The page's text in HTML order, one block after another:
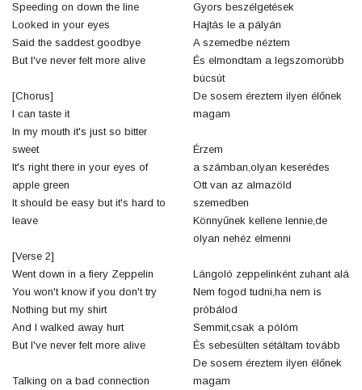
Speeding on down the line
Looked in your eyes
Said the saddest goodbye
But I've never felt more alive
[Chorus]
I can taste it
In my mouth it's just so bitter
sweet
It's right there in your eyes of
apple green
It should be easy but it's hard to
leave
[Verse 2]
Went down in a fiery Zeppelin
You won't know if you don't try
Nothing but my shirt
And I walked away hurt
But I've never felt more alive
Talking on a bad connection
Gyors beszélgetések
Hajtás le a pályán
A szemedbe néztem
És elmondtam a legszomorúbb
búcsút
De sosem éreztem ilyen élőnek
magam
Érzem
a számban,olyan keserédes
Ott van az almazöld
szemedben
Könnyűnek kellene lennie,de
olyan nehéz elmenni
Lángoló zeppelinként zuhant alá
Nem fogod tudni,ha nem is
próbálod
Semmit,csak a pólóm
És sebesülten sétáltam tovább
De sosem éreztem ilyen élőnek
magam